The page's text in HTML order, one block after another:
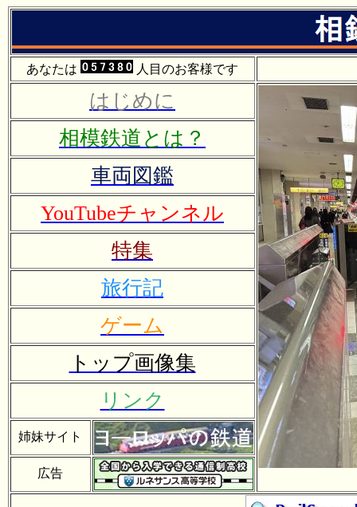
あなたは 人目のお客様です
はじめに
相模鉄道とは？
車両図鑑
YouTubeチャンネル
特集
旅行記
ゲーム
トップ画像集
リンク
姉妹サイト
広告